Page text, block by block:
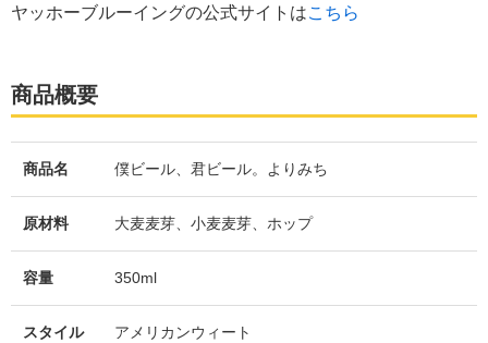
ヤッホーブルーイングの公式サイトはこちら
商品概要
商品名 僕ビール、君ビール。よりみち
原材料 大麦麦芽、小麦麦芽、ホップ
容量 350ml
スタイル アメリカンウィート